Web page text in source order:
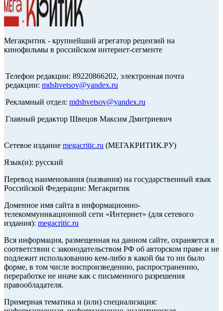
Мегакритик - крупнейший агрегатор рецензий на
кинофильмы в российском интернет-сегменте
Телефон редакции: 89220866202, электронная почта
редакции: mdshvetsov@yandex.ru
Рекламный отдел: mdshvetsov@yandex.ru
Главный редактор Швецов Максим Дмитриевич
Сетевое издание megacritic.ru (МЕГАКРИТИК.РУ)
Язык(и): русский
Перевод наименования (названия) на государственный язык
Российской Федерации: Мегакритик
Доменное имя сайта в информационно-
телекоммуникационной сети «Интернет» (для сетевого
издания): megacritic.ru
Вся информация, размещенная на данном сайте, охраняется в
соответствии с законодательством РФ об авторском праве и не
подлежит использованию кем-либо в какой бы то ни было
форме, в том числе воспроизведению, распространению,
переработке не иначе как с письменного разрешения
правообладателя.
Примерная тематика и (или) специализация: